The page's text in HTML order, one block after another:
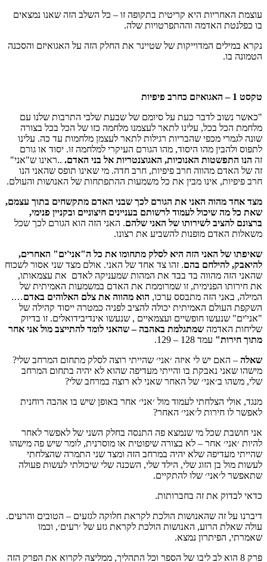
עוצמת האחריות היא קריטית בתקופה זו – כל השלב הזה שאנו נמצאים
בו כפלנטת האדמה וההתפרטויות שלה.
נקרא במילים המדוייקות של שטיינר את החלק הזה על האגואיזם והסכנה
הטמונה בו.
טקסט 1 – האגואיזם כחרב פיפיות
"כאשר נשוב לדבר כעת על סיומם של שבעת שלבי התרבות שלנו עם
מלחמת הכל בכל, עלינו לתאר לעצמנו מלחמה כזו של הכל בכל בצורה
שונה לגמרי מכפי שהבריות רגילות לתאר לעצמן מלחמות עד כה. עלינו
לתפוס ולהבין מהו היסוד, מהו הגורם העיקרי למלחמה זו. יסוד או גורם
זה הנו התפשטות האנוכיות, האגוצנטריות אל בני האדם. ..ראינו ש"אני"
זה של האדם מהווה חרב פיפיות, חרב חדה. מי שאינו תופס שהאני הנו
חרב פיפיות, אינו מבין את כל משמעות ההתפתחות של האנושות והעולם.
מצד אחד מהוה האני את הגורם לכך שבני האדם מתקשחים בתוך עצמם,
שאת כל מה שיכול לעמוד לרשותם בעניינים חיצוניים ובקניין פנימי,
ברצונם להציב לשירותו של האני שלהם. האני הזה הוא הגורם לכך שכל
משאלות האדם מופנות להשביע את רצונו.
שאיפתו של האני הזה היא לסלק מתחומו את כל ה"אני'ים" האחרים,
להיאבק, להילחם בהם. זהו צד אחד של האני. אולם מצד שני אסור לשכוח
שהאני הזה מהווה בד בבד את המהות שמעניקה לאדם את עצמאותו,
את חירותו הפנימית, זו שמרוממת את האדם במשמעות האמיתית של
המילה, באני הזה מתבסס ערכו, הוא מהווה את צלם האלוהים באדם….
השקפת העולם האמיתית יכולה להציב לפניה כמטרה ייסוד קהילה של
"אני'ים" שנעשו חופשיים ועצמאיים , שנעשו אינדיבידואלים. זו בדיוק
שליחות האדמה שמתגלמת באהבה – שהאני לומד להתייצב מול אני אחר
מתוך חירות" עמד 128 – 129.
שאלה – האם יש לי איזה ׳אני׳ שהייתי רוצה לסלק מתחום המרחב שלי?
מישהו שאני נאבקת בו והייתי מעדיפה שהוא לא יהיה בתחום המרחב
שלי, משהו ב׳אני׳ של האחר שאני לא רוצה במרחב שלי?
מנגד, אולי הצלחתי לעמוד מול ׳אני׳ אחר באופן שיש בו אהבה רוחנית
לאפשר לו חירות ל׳אני׳ האחר?
אני חושבת שכל מי שנמצא פה התנסה בחלק השני של לאפשר לאחר
להיות ׳אני׳ אחר – לא בצורה שיפוטית או מוסרנית, לומר שיש פה מישהו
שהייתי מעדיפה שלא יהיה במרחב הזה ומצד שני התמרה שהצלחתי
לעשות מול בן הזוג שלי, הילד שלי, השכנה שלי שיכולתי לעשות פעולה
שתאפשר ל׳אני׳ שלו להתקיים.
כדאי לבדוק את זה בחברותות.
דיברנו על זה שהאנושות הולכת לקראת חלוקה לגזעים – הטובים והרעים.
עולה שאלת הרוע, האנושות הולכת לקראת גזע של ׳רעים׳, וכמו
שאמרתי, הפיתרון נמצא.
פרק 8 הוא לב ליבו של הספר וכל התהליך, ממליצה לקרוא את הפרק הזה